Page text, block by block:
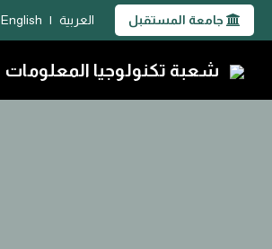
جامعة المستقبل العربية |
English
شعبة تكنولوجيا المعلومات